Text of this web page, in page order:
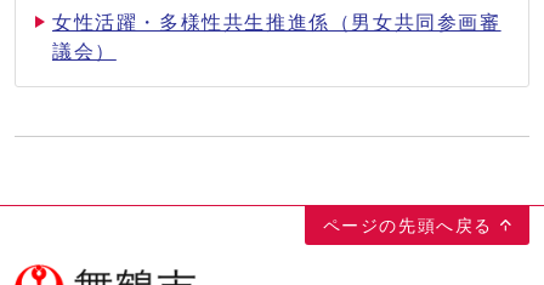
女性活躍・多様性共生推進係（男女共同参画審
議会）
ページの先頭へ戻る